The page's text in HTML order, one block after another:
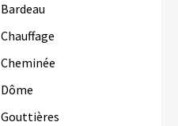
Bardeau
Chauffage
Cheminée
Dôme
Gouttières